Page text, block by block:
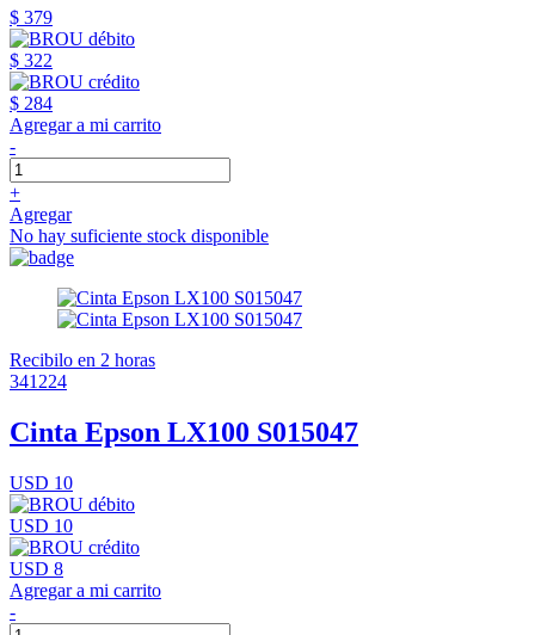
$ 379
$ 322
$ 284
Agregar a mi carrito
-
+
Agregar
No hay suficiente stock disponible
Recibilo en 2 horas
341224
Cinta Epson LX100 S015047
USD 10
USD 10
USD 8
Agregar a mi carrito
-